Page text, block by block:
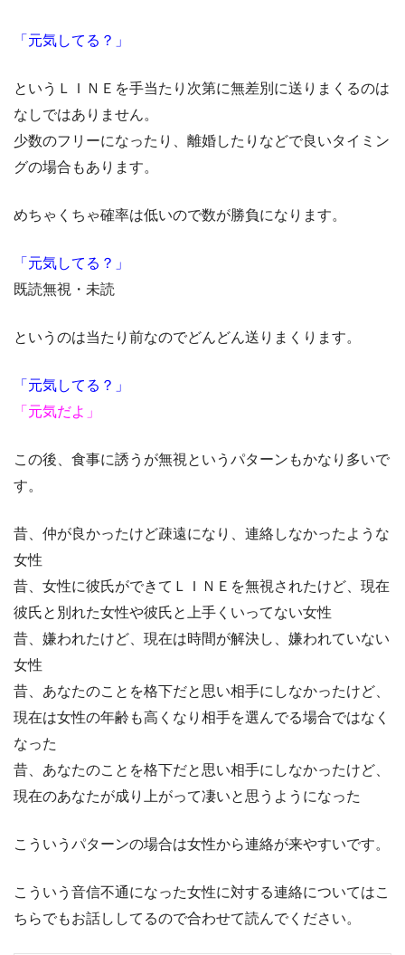
「元気してる？」
というＬＩＮＥを手当たり次第に無差別に送りまくるのは
なしではありません。
少数のフリーになったり、離婚したりなどで良いタイミン
グの場合もあります。
めちゃくちゃ確率は低いので数が勝負になります。
「元気してる？」
既読無視・未読
というのは当たり前なのでどんどん送りまくります。
「元気してる？」
「元気だよ」
この後、食事に誘うが無視というパターンもかなり多いで
す。
昔、仲が良かったけど疎遠になり、連絡しなかったような
女性
昔、女性に彼氏ができてＬＩＮＥを無視されたけど、現在
彼氏と別れた女性や彼氏と上手くいってない女性
昔、嫌われたけど、現在は時間が解決し、嫌われていない
女性
昔、あなたのことを格下だと思い相手にしなかったけど、
現在は女性の年齢も高くなり相手を選んでる場合ではなく
なった
昔、あなたのことを格下だと思い相手にしなかったけど、
現在のあなたが成り上がって凄いと思うようになった
こういうパターンの場合は女性から連絡が来やすいです。
こういう音信不通になった女性に対する連絡についてはこ
ちらでもお話ししてるので合わせて読んでください。